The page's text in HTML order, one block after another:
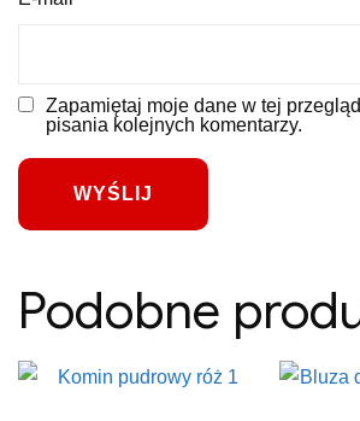
Zapamiętaj moje dane w tej
pisania kolejnych komentarzy.
Podobne